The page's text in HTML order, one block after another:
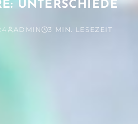
UNTERSCHIEDE
ADMIN 3 MIN. LESEZEIT